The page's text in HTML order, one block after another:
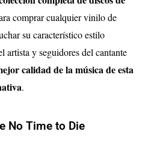
comprar cualquier vinilo de
su característico estilo
artista y seguidores del cantante
calidad de la música de esta
.
No Time to Die